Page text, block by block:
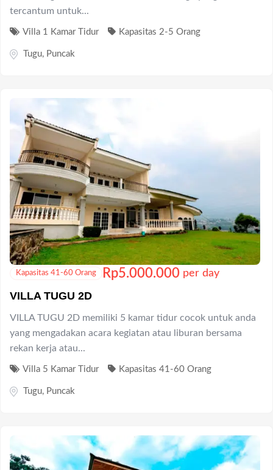
tercantum untuk...
Villa 1 Kamar Tidur Kapasitas 2-5 Orang
Tugu, Puncak
Kapasitas 41-60 Orang Rp5.000.000 per day
VILLA TUGU 2D
VILLA TUGU 2D memiliki 5 kamar tidur cocok untuk anda
yang mengadakan acara kegiatan atau liburan bersama
rekan kerja atau...
Villa 5 Kamar Tidur Kapasitas 41-60 Orang
Tugu, Puncak